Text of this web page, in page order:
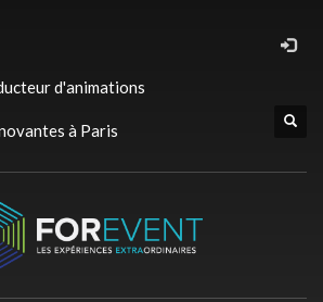
d'animations
à Paris